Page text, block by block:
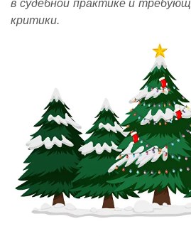
в судебной практике и
критики.